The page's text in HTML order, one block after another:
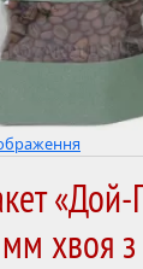
«Дой-
хвоя з